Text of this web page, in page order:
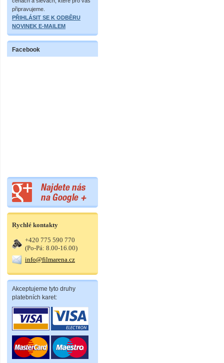
připravujeme.
PŘIHLÁSIT SE K ODBĚRU
NOVINEK E-MAILEM
Facebook
Rychlé kontakty
+420 775 590 770
(Po-Pá: 8.00-16.00)
info@filmarena.cz
Akceptujeme tyto druhy
platebních karet: